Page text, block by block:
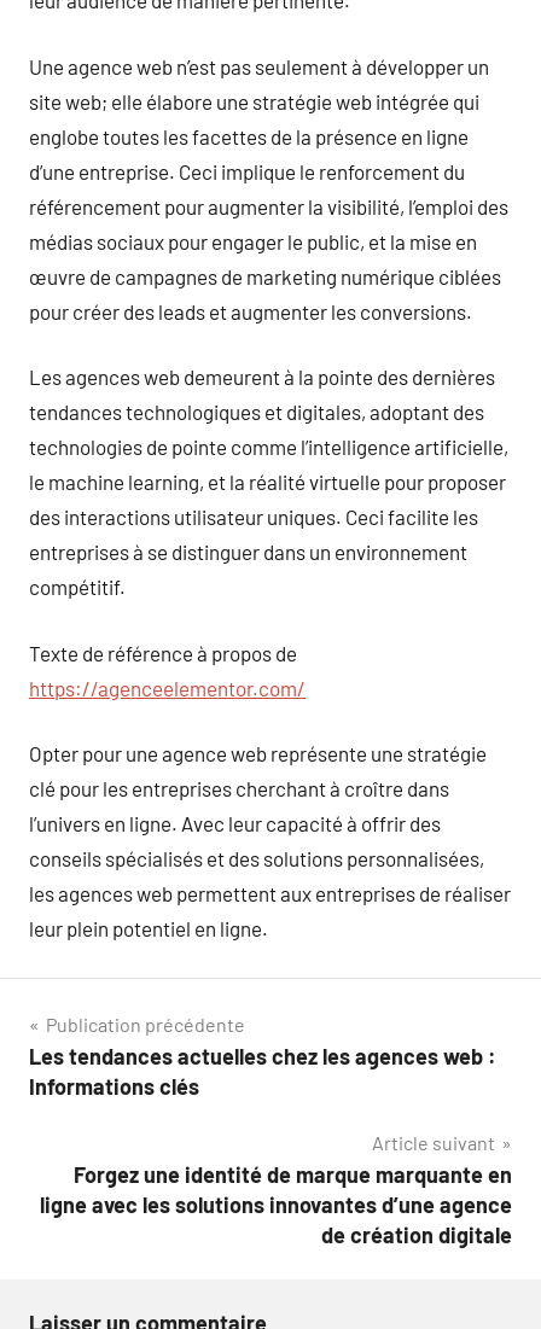
Une agence web n’est pas seulement à développer un
site web; elle élabore une stratégie web intégrée qui
englobe toutes les facettes de la présence en ligne
d’une entreprise. Ceci implique le renforcement du
référencement pour augmenter la visibilité, l’emploi des
médias sociaux pour engager le public, et la mise en
œuvre de campagnes de marketing numérique ciblées
pour créer des leads et augmenter les conversions.
Les agences web demeurent à la pointe des dernières
tendances technologiques et digitales, adoptant des
technologies de pointe comme l’intelligence artificielle,
le machine learning, et la réalité virtuelle pour proposer
des interactions utilisateur uniques. Ceci facilite les
entreprises à se distinguer dans un environnement
compétitif.
Texte de référence à propos de
https://agenceelementor.com/
Opter pour une agence web représente une stratégie
clé pour les entreprises cherchant à croître dans
l’univers en ligne. Avec leur capacité à offrir des
conseils spécialisés et des solutions personnalisées,
les agences web permettent aux entreprises de réaliser
leur plein potentiel en ligne.
Navigation
de
Publication précédente
Les tendances actuelles chez les agences web :
Informations clés
Article suivant
Forgez une identité de marque marquante en
ligne avec les solutions innovantes d’une agence
de création digitale
Laisser un commentaire